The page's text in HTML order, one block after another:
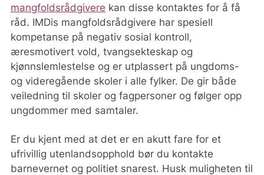
mangfoldsrådgivere kan disse kontaktes for å få
råd. IMDis mangfoldsrådgivere har spesiell
kompetanse på negativ sosial kontroll,
æresmotivert vold, tvangsekteskap og
kjønnslemlestelse og er utplassert på ungdoms-
og videregående skoler i alle fylker. De gir både
veiledning til skoler og fagpersoner og følger opp
ungdommer med samtaler.
Er du kjent med at det er en akutt fare for et
ufrivillig utenlandsopphold bør du kontakte
barnevernet og politiet snarest. Husk muligheten til